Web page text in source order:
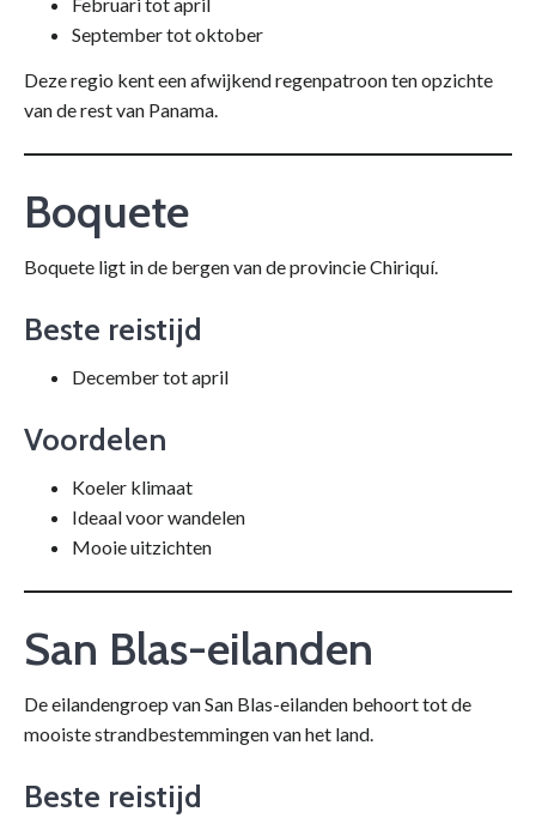
Februari tot april
September tot oktober
Deze regio kent een afwijkend regenpatroon ten opzichte
van de rest van Panama.
Boquete
Boquete ligt in de bergen van de provincie Chiriquí.
Beste reistijd
December tot april
Voordelen
Koeler klimaat
Ideaal voor wandelen
Mooie uitzichten
San Blas-eilanden
De eilandengroep van San Blas-eilanden behoort tot de
mooiste strandbestemmingen van het land.
Beste reistijd